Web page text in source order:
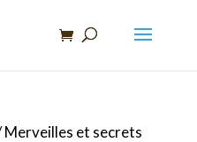
et secrets